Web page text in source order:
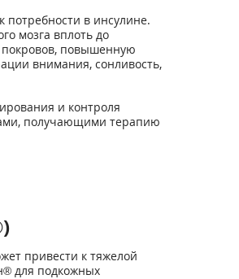
в инсулине.
мозга вплоть до
покровов, повышенную
внимания, сонливость,
и контроля
получающими терапию
привести к тяжелой
для подкожных